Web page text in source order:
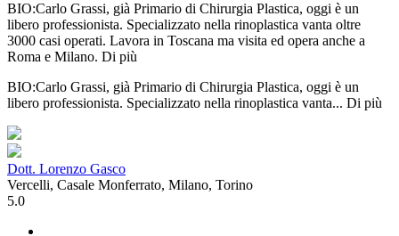
BIO:Carlo Grassi, già Primario di Chirurgia Plastica, oggi è un
libero professionista. Specializzato nella rinoplastica vanta oltre
3000 casi operati. Lavora in Toscana ma visita ed opera anche a
Roma e Milano. Di più
BIO:Carlo Grassi, già Primario di Chirurgia Plastica, oggi è un
libero professionista. Specializzato nella rinoplastica vanta... Di più
Dott. Lorenzo Gasco
Vercelli, Casale Monferrato, Milano, Torino
5.0